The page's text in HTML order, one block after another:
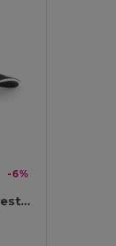
-6%
Sandwich-keps i 100% polyester